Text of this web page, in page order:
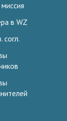
в WZ
согл.